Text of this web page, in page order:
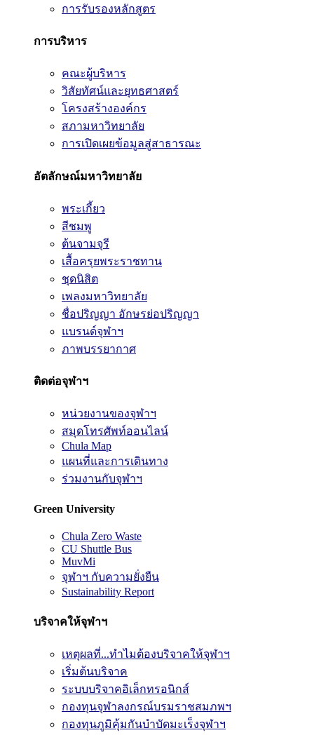
การรับรองหลักสูตร
การบริหาร
คณะผู้บริหาร
วิสัยทัศน์และยุทธศาสตร์
โครงสร้างองค์กร
สภามหาวิทยาลัย
การเปิดเผยข้อมูลสู่สาธารณะ
อัตลักษณ์มหาวิทยาลัย
พระเกี้ยว
สีชมพู
ต้นจามจุรี
เสื้อครุยพระราชทาน
ชุดนิสิต
เพลงมหาวิทยาลัย
ชื่อปริญญา อักษรย่อปริญญา
แบรนด์จุฬาฯ
ภาพบรรยากาศ
ติดต่อจุฬาฯ
หน่วยงานของจุฬาฯ
สมุดโทรศัพท์ออนไลน์
Chula Map
แผนที่และการเดินทาง
ร่วมงานกับจุฬาฯ
Green University
Chula Zero Waste
CU Shuttle Bus
MuvMi
จุฬาฯ กับความยั่งยืน
Sustainability Report
บริจาคให้จุฬาฯ
เหตุผลที่...ทำไมต้องบริจาคให้จุฬาฯ
เริ่มต้นบริจาค
ระบบบริจาคอิเล็กทรอนิกส์
กองทุนจุฬาลงกรณ์บรมราชสมภพฯ
กองทุนภูมิคุ้มกันบำบัดมะเร็งจุฬาฯ